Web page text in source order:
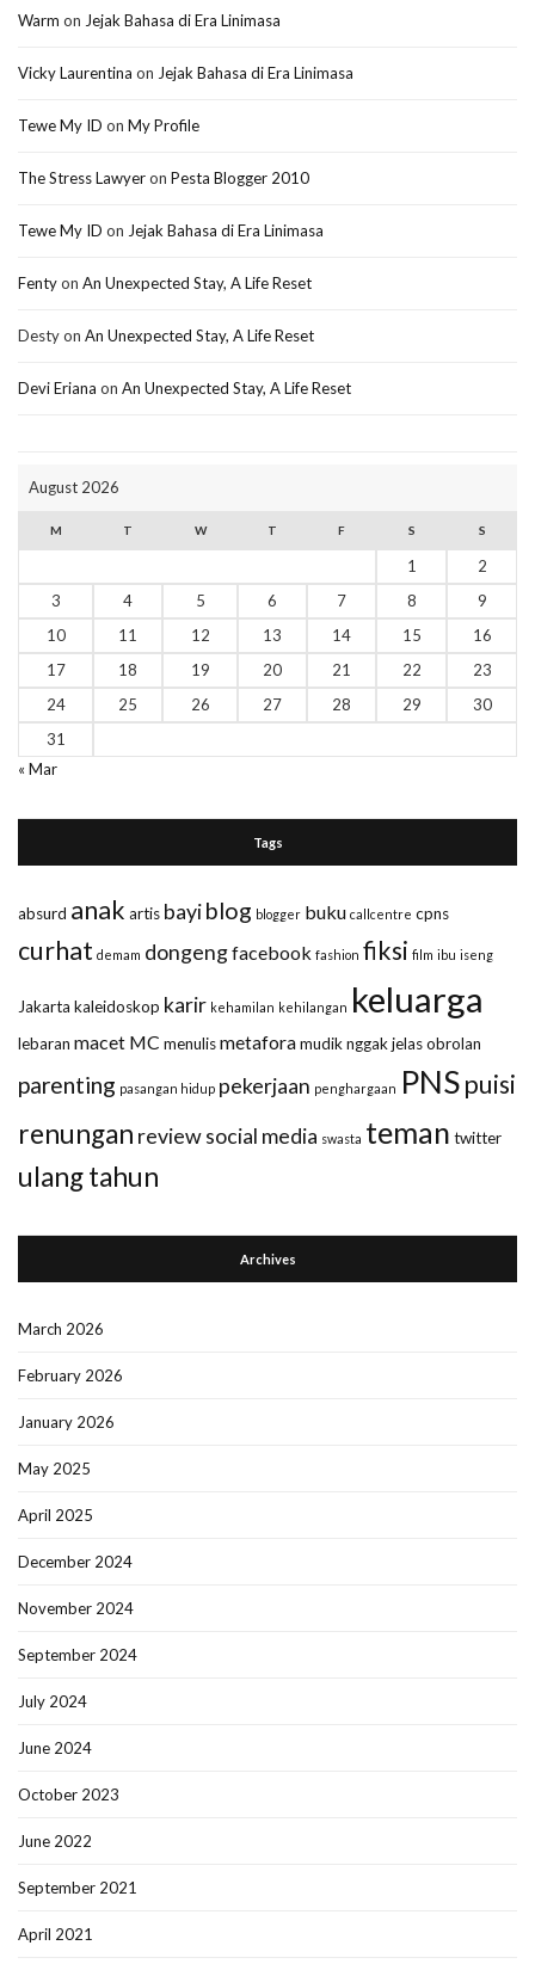
Warm on Jejak Bahasa di Era Linimasa
Vicky Laurentina on Jejak Bahasa di Era Linimasa
Tewe My ID on My Profile
The Stress Lawyeron Pesta Blogger 2010
Tewe My ID on Jejak Bahasa di Era Linimasa
Fentyon An Unexpected Stay, A Life Reset
Destyon An Unexpected Stay, A Life Reset
Devi Eriana on An Unexpected Stay, A Life Reset
August 2026
M T W T F S S
1
2
3
4 5 6 7 8
9
10
11 12 13 14 15
16
17
18 19 20 21 22
23
24
25 26 27 28 29
30
31
« Mar
Tags
absurd anak artis bayiblog blogger buku callcentre cpns
curhat demam dongengfacebook fashion fiksi film ibu iseng
Jakarta kaleidoskop karir kehamilan kehilangan keluarga
lebaran macet MC menulismetaforamudiknggak jelasobrolan
parenting pasangan hidup pekerjaan penghargaan PNSpuisi
renungan reviewsocial media swasta teman twitter
ulang tahun
Archives
March 2026
February 2026
January 2026
May 2025
April 2025
December 2024
November 2024
September 2024
July 2024
June 2024
October 2023
June 2022
September 2021
April 2021